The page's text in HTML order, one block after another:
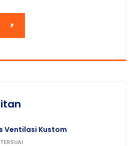
Ventilasi Kustom